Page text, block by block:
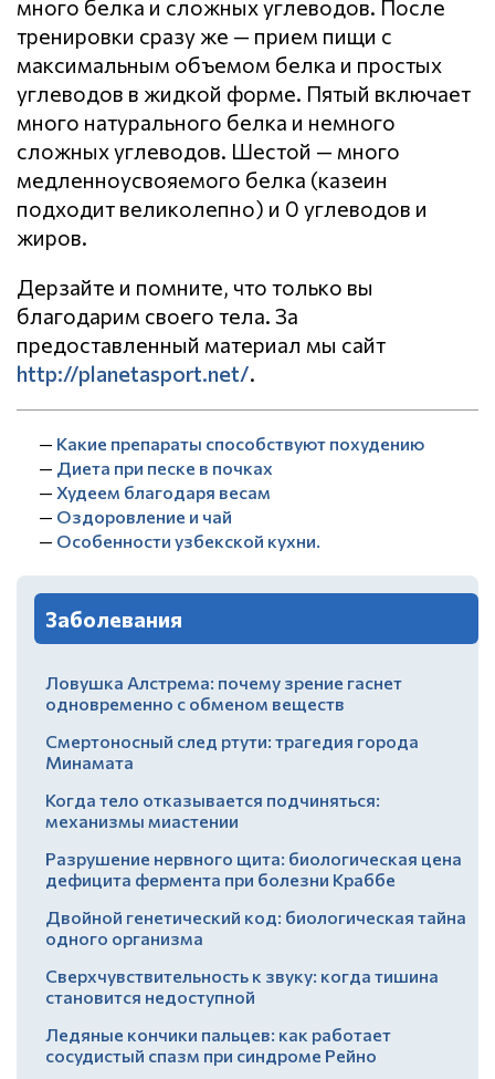
много белка и сложных углеводов. После
тренировки сразу же — прием пищи с
максимальным объемом белка и простых
углеводов в жидкой форме. Пятый включает
много натурального белка и немного
сложных углеводов. Шестой — много
медленноусвояемого белка (казеин
подходит великолепно) и 0 углеводов и
жиров.
Дерзайте и помните, что только вы
благодарим своего тела. За
предоставленный материал мы сайт
http://planetasport.net/.
— Какие препараты способствуют похудению
— Диета при песке в почках
— Худеем благодаря весам
— Оздоровление и чай
— Особенности узбекской кухни.
Заболевания
Ловушка Алстрема: почему зрение гаснет
одновременно с обменом веществ
Смертоносный след ртути: трагедия города
Минамата
Когда тело отказывается подчиняться:
механизмы миастении
Разрушение нервного щита: биологическая цена
дефицита фермента при болезни Краббе
Двойной генетический код: биологическая тайна
одного организма
Сверхчувствительность к звуку: когда тишина
становится недоступной
Ледяные кончики пальцев: как работает
сосудистый спазм при синдроме Рейно